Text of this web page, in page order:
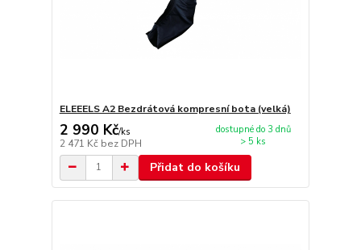
ELEEELS A2 Bezdrátová kompresní bota (velká)
2 990 Kč/ks
2 471 Kč bez DPH
dostupné do 3 dnů
> 5 ks
Přidat do košíku